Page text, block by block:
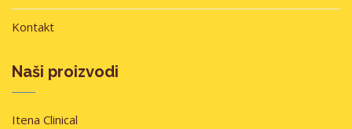
Kontakt
Naši proizvodi
Itena Clinical